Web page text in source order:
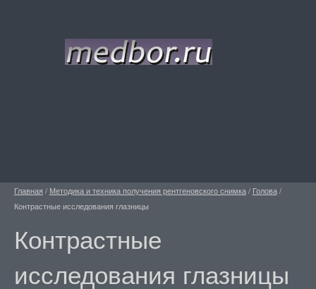
Главная / Методика и техника получения рентгеновского снимка/ Голова/
Контрастные исследования глазницы
Контрастные
исследования глазницы